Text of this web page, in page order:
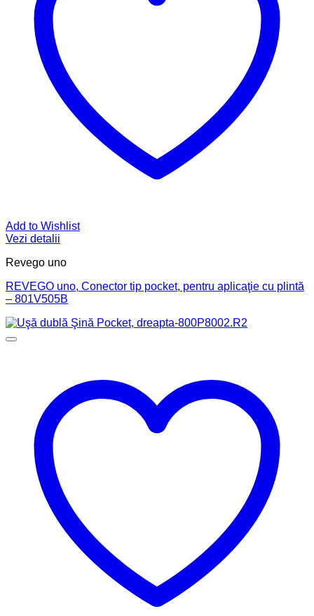
Add to Wishlist
Vezi detalii
Revego uno
REVEGO uno, Conector tip pocket, pentru aplicaţie cu plintă
– 801V505B